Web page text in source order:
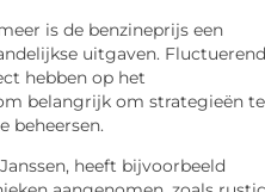
is de benzineprijs een
uitgaven.
hebben op het
belangrijk om strategieën te
beheersen.
heeft bijvoorbeeld